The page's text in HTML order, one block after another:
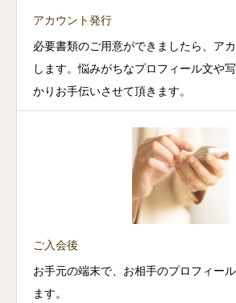
アカウント発行
必要書類のご用意ができましたら、ア
します。悩みがちなプロフィール文や
かりお手伝いさせて頂きます。
ご入会後
お手元の端末で、お相手のプロフィー
ます。